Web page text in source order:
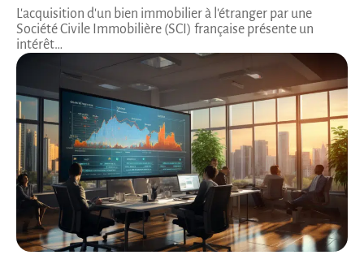
L'acquisition d'un bien immobilier à l'étranger par une
Société Civile Immobilière (SCI) française présente un
intérêt…